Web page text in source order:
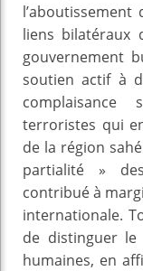
l’aboutissement
liens bilatéraux
gouvernement
soutien actif à
complaisance
terroristes qui
de la région
partialité »
contribué à
internationale.
de distinguer
humaines, en